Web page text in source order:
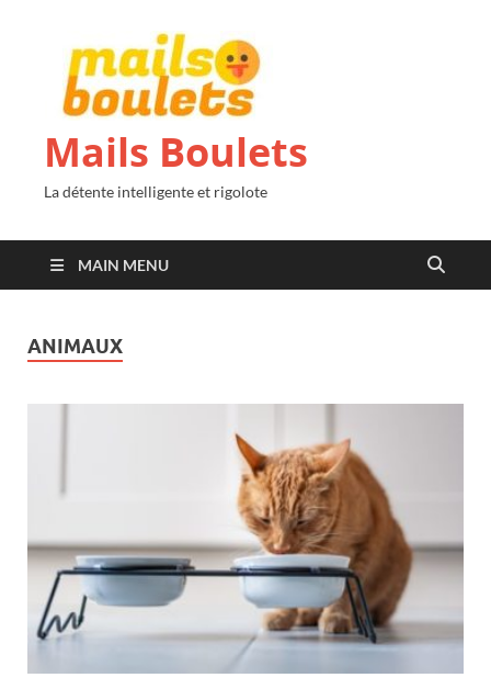
Mails Boulets
La détente intelligente et rigolote
MAIN MENU
ANIMAUX